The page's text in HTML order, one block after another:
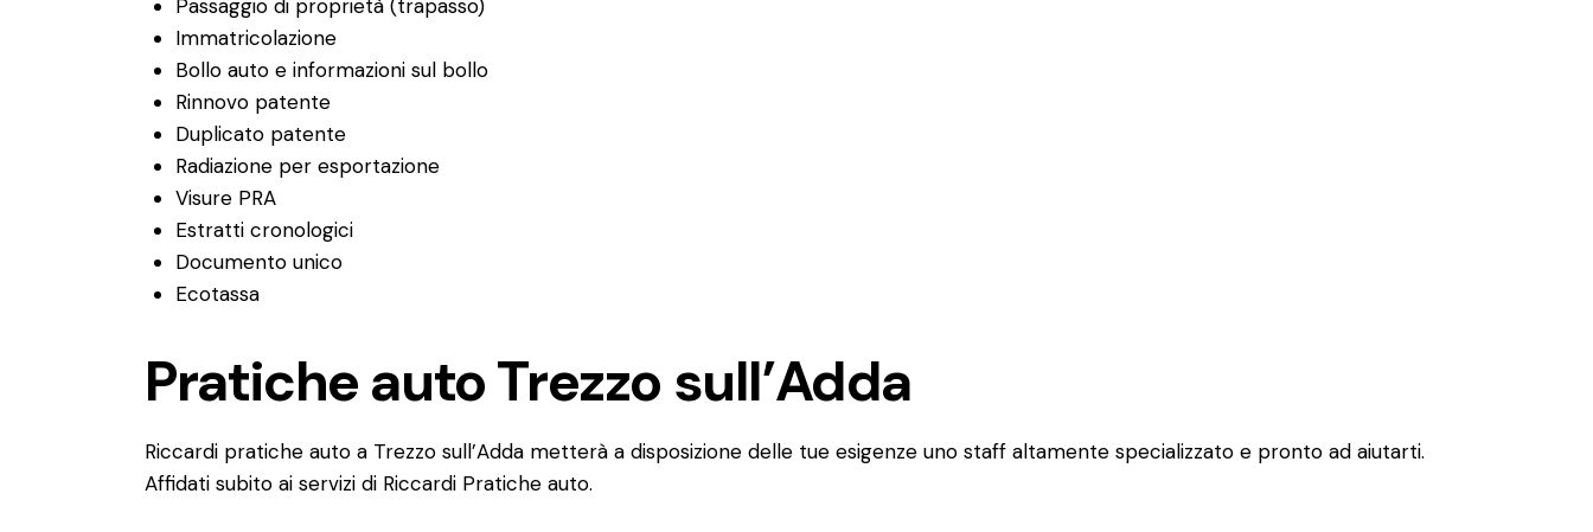
Passaggio di proprietà (trapasso)
Immatricolazione
Bollo auto e informazioni sul bollo
Rinnovo patente
Duplicato patente
Radiazione per esportazione
Visure PRA
Estratti cronologici
Documento unico
Ecotassa
Pratiche auto Trezzo sull’Adda
Riccardi pratiche auto a Trezzo sull’Adda metterà a disposizione delle tue esigenze uno staff altamente specializzato e pronto ad aiutarti.
Affidati subito ai servizi di Riccardi Pratiche auto.